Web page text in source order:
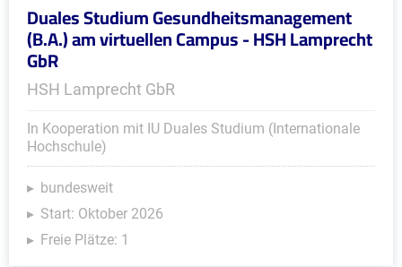
Duales Studium Gesundheitsmanagement
(B.A.) am virtuellen Campus - HSH Lamprecht
GbR
HSH Lamprecht GbR
In Kooperation mit IU Duales Studium (Internationale
Hochschule)
bundesweit
Start: Oktober 2026
Freie Plätze: 1